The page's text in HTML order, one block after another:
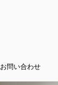
お問い合わせ